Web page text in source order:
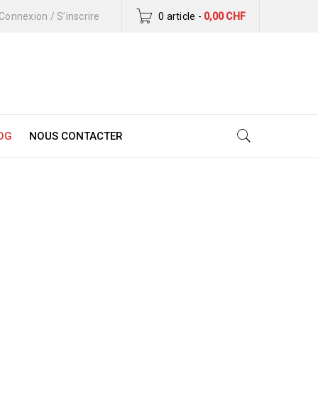
0 article - 0,00CHF
Connexion / S’inscrire
NOUS CONTACTER